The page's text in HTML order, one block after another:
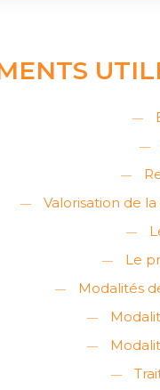
Valorisation de
Le
Modalités